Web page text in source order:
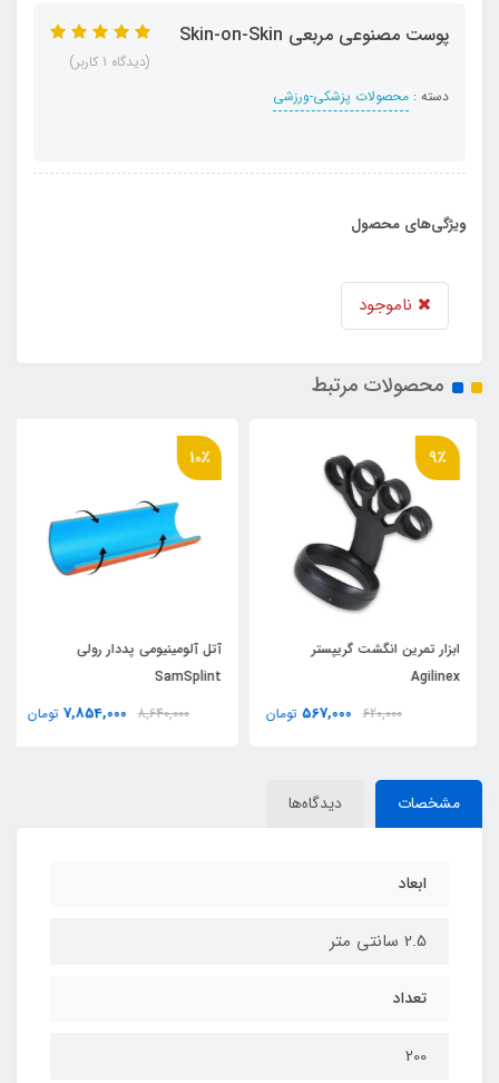
پوست مصنوعي مربعي Skin-on-Skin
دسته : محصولات پزشکی-ورزشی
(دیدگاه 1 کاربر)
ویژگی‌های محصول
ناموجود
محصولات مرتبط
ابزار تمرین انگشت گریپستر
Agilinex
620,000
9٪
567,000 تومان
آتل آلومینیومی پددار رولی
SamSplint
8,640,000
10٪
7,854,000 تومان
مشخصات دیدگاه‌ها
ابعاد
2.5 سانتی متر
تعداد
200